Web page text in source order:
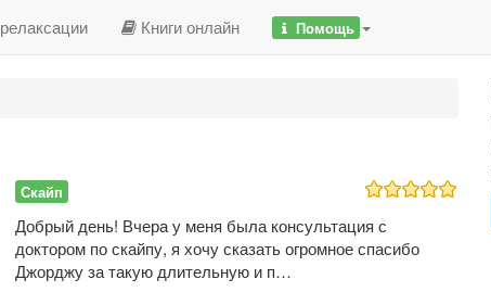
Книги онлайн Помощь
Скайп
Добрый день! Вчера у меня была консультация с
доктором по скайпу, я хочу сказать огромное спасибо
Джорджу за такую длительную и п…